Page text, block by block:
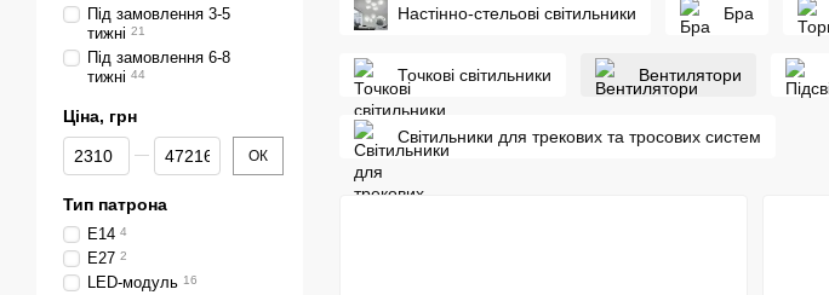
Настінно-стельові світильники Бра
Точкові світильники Вентилятори
Світильники для трекових та тросових систем
Під замовлення 3-5
тижні 21
Під замовлення 6-8
тижні 44
Ціна, грн
Від Ціна, грн
До Ціна, грн ОК
Тип патрона
E14 4
E27 2
LED-модуль 16